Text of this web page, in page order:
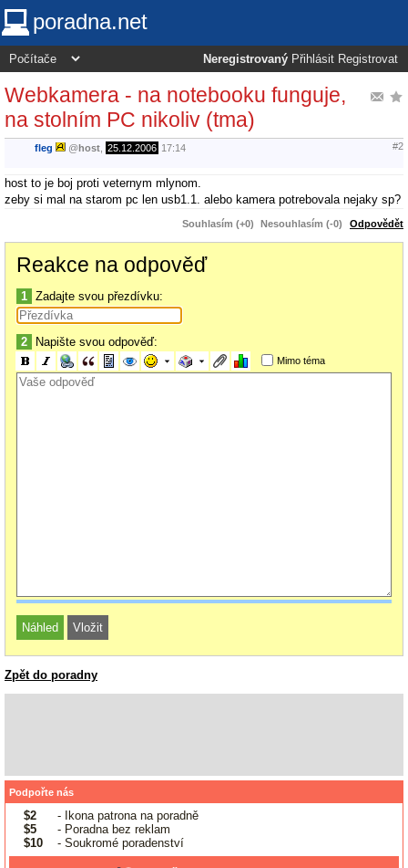
poradna.net
Neregistrovaný Přihlásit Registrovat
Webkamera - na notebooku funguje,
na stolním PC nikoliv (tma)
fleg @host 25.12.2006 17:14 #2
host to je boj proti veternym mlynom.
zeby si mal na starom pc len usb1.1. alebo kamera potrebovala nejaky sp?
Souhlasím (+0) Nesouhlasím (-0) Odpovědět
Reakce na odpověď
1 Zadajte svou přezdívku:
2 Napište svou odpověď:
Mimo téma
Zpět do poradny
Podpořte nás
$2
- Ikona patrona na poradně
$5
- Poradna bez reklam
$10
- Soukromé poradenství